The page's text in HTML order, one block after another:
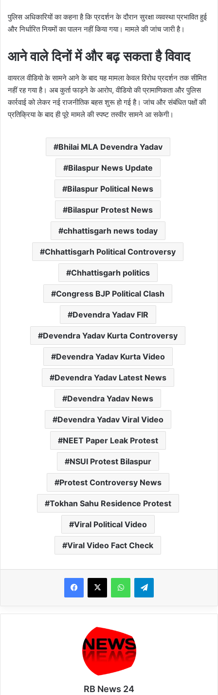
पुलिस अधिकारियों का कहना है कि प्रदर्शन के दौरान सुरक्षा व्यवस्था प्रभावित हुई
और निर्धारित नियमों का पालन नहीं किया गया। मामले की जांच जारी है।
आने वाले दिनों में और बढ़ सकता है विवाद
वायरल वीडियो के सामने आने के बाद यह मामला केवल विरोध प्रदर्शन तक सीमित
नहीं रह गया है। अब कुर्ता फाड़ने के आरोप, वीडियो की प्रामाणिकता और पुलिस
कार्रवाई को लेकर नई राजनीतिक बहस शुरू हो गई है। जांच और संबंधित पक्षों की
प्रतिक्रिया के बाद ही पूरे मामले की स्पष्ट तस्वीर सामने आ सकेगी।
Bhilai MLA Devendra Yadav
Bilaspur News Update
Bilaspur Political News
Bilaspur Protest News
chhattisgarh news today
Chhattisgarh Political Controversy
Chhattisgarh politics
Congress BJP Political Clash
Devendra Yadav FIR
Devendra Yadav Kurta Controversy
Devendra Yadav Kurta Video
Devendra Yadav Latest News
Devendra Yadav News
Devendra Yadav Viral Video
NEET Paper Leak Protest
NSUI Protest Bilaspur
Protest Controversy News
Tokhan Sahu Residence Protest
Viral Political Video
Viral Video Fact Check
WhatsAppTelegram
RB News 24